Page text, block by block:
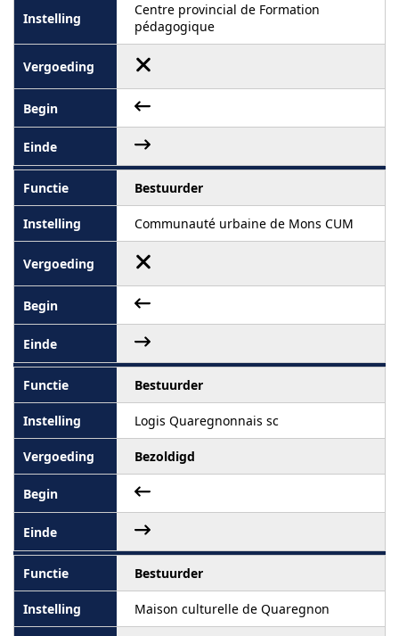
Centre provincial de Formation
pédagogique
Bestuurder
Communauté urbaine de Mons CUM
Bestuurder
Logis Quaregnonnais sc
Bezoldigd
Bestuurder
Maison culturelle de Quaregnon